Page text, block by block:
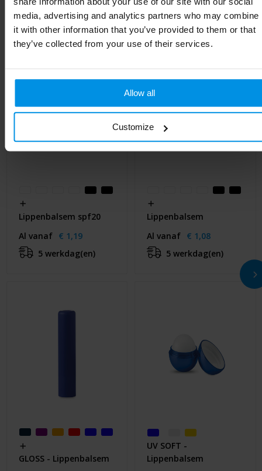
media, advertising and analytics partners who may combine
it with other information that you’ve provided to them or that
they’ve collected from your use of their services.
Allow all
Customize
Gerelateerde producten
Lippenbalsem spf20
Al vanaf € 1,19
5 werkdag(en)
Lippenbalsem
Al vanaf € 1,08
5 werkdag(en)
GLOSS - Lippenbalsem
UV SOFT -
Lippenbalsem